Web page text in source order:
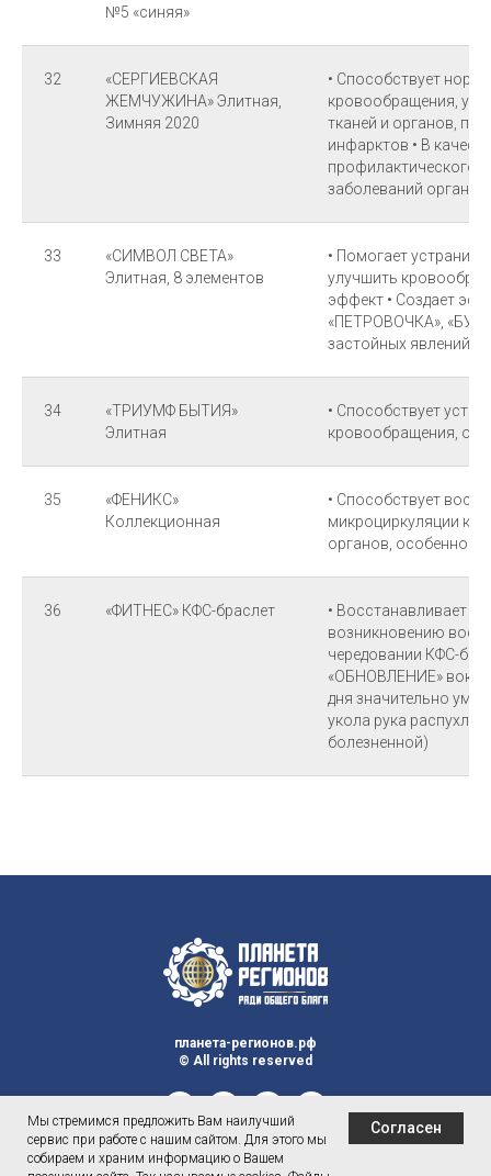
Мы стремимся предложить Вам наилучший
сервис при работе с нашим сайтом. Для этого мы
собираем и храним информацию о Вашем
Согласен
№5 «синяя»
32
«СЕРГИЕВСКАЯ
ЖЕМЧУЖИНА» Элитная,
Зимняя 2020
• Способствует
кровообращения,
тканей и органов,
инфарктов • В
профилактического
заболеваний
33
«СИМВОЛ СВЕТА»
Элитная, 8 элементов
• Помогает
улучшить
эффект • Создает
«ПЕТРОВОЧКА»,
застойных явлений в
34
«ТРИУМФ БЫТИЯ»
Элитная
• Способствует
кровообращения,
35
«ФЕНИКС»
Коллекционная
• Способствует
микроциркуляции
органов, особенно в
36 «ФИТНЕС» КФС-браслет
• Восстанавливает
возникновению
чередовании КФС-
«ОБНОВЛЕНИЕ»
дня значительно
укола рука
болезненной)
планета-регионов.рф
© All rights reserved